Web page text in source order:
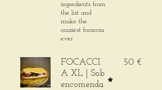
ingredients from
the list and
make the
craziest focaccia
ever
FOCACCI
A XL | Sob
encomenda
50 €